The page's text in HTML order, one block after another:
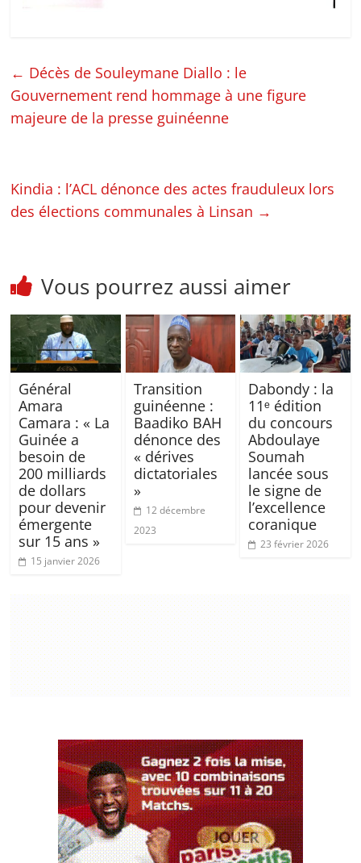
← Décès de Souleymane Diallo : le
Gouvernement rend hommage à une figure
majeure de la presse guinéenne
Kindia : l’ACL dénonce des actes frauduleux lors
des élections communales à Linsan →
Vous pourrez aussi aimer
Général
Amara
Camara : « La
Guinée a
besoin de
200 milliards
de dollars
pour devenir
émergente
sur 15 ans »
15 janvier 2026
Transition
guinéenne :
Baadiko BAH
dénonce des
« dérives
dictatoriales
»
12 décembre
2023
Dabondy : la
11ᵉ édition
du concours
Abdoulaye
Soumah
lancée sous
le signe de
l’excellence
coranique
23 février 2026